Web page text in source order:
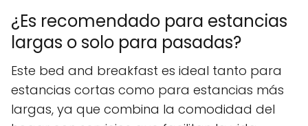
¿Es recomendado para estancias
largas o solo para pasadas?
Este bed and breakfast es ideal tanto para
estancias cortas como para estancias más
largas, ya que combina la comodidad del